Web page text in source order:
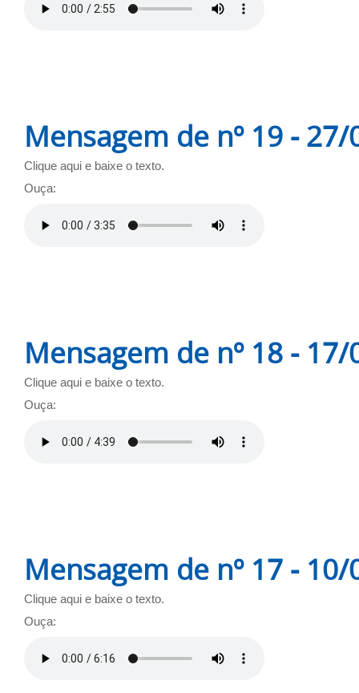
Mensagem de nº 19 -
Clique aqui e baixe o texto.
Ouça:
Mensagem de nº 18 -
Clique aqui e baixe o texto.
Ouça:
Mensagem de nº 17 -
Clique aqui e baixe o texto.
Ouça: